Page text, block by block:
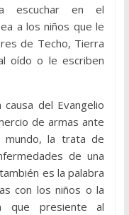
escuchar en el
a los niños que le
de Techo, Tierra
oído o le escriben
del Evangelio
de armas ante
mundo, la trata de
de una
es la palabra
con los niños o la
que presiente al